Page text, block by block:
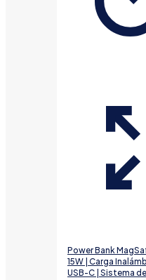
Power Bank
15W | Carga
USB-C | Sistema